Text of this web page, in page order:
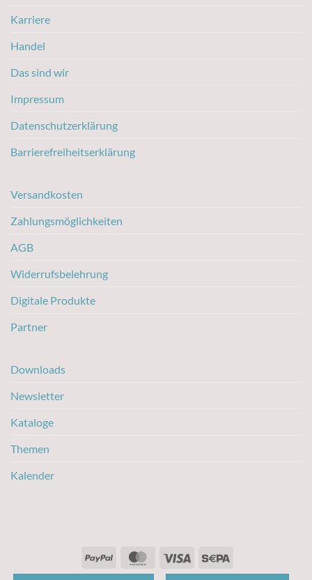
Karriere
Handel
Das sind wir
Impressum
Datenschutzerklärung
Barrierefreiheitserklärung
Versandkosten
Zahlungsmöglichkeiten
AGB
Widerrufsbelehrung
Digitale Produkte
Partner
Downloads
Newsletter
Kataloge
Themen
Kalender
PayPal MasterCard
Visa Sepa